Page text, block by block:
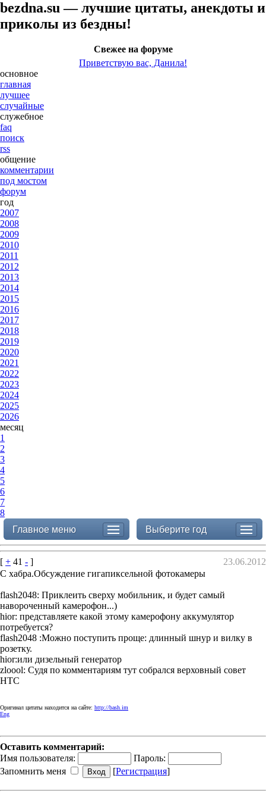
bezdna.su — лучшие цитаты, анекдоты и
приколы из бездны!
Свежее на форуме
Приветствую вас, Данила!
основное
главная
лучшее
случайные
служебное
faq
поиск
rss
общение
комментарии
под мостом
форум
год
2007
2008
2009
2010
2011
2012
2013
2014
2015
2016
2017
2018
2019
2020
2021
2022
2023
2024
2025
2026
месяц
1
2
3
4
5
6
7
8
Главное меню
Выберите год
[ + 41 - ]
23.06.2012
С хабра.Обсуждение гигапиксельной фотокамеры
flash2048: Приклеить сверху мобильник, и будет самый
навороченный камерофон...)
hior: представляете какой этому камерофону аккумулятор
потребуется?
flash2048 :Можно поступить проще: длинный шнур и вилку в
розетку.
hior:или дизельный генератор
zloool: Судя по комментариям тут собрался верховный совет
HTC
Оригинал цитаты находится на сайте: http://bash.im
Eng
Оставить комментарий:
Имя пользователя:
Пароль:
Запомнить меня
[Регистрация]